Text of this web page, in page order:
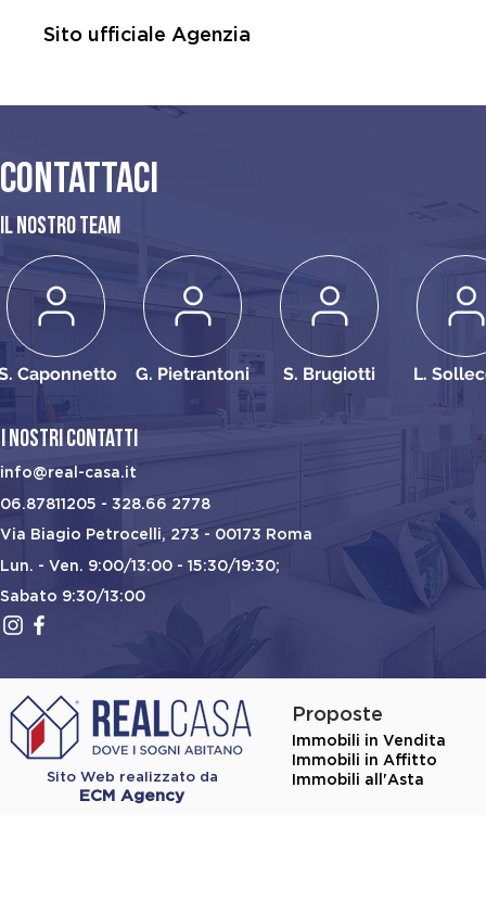
Sito ufficiale Agenzia
Contattaci
Il Nostro Team
Caponnetto G. Pietrantoni S. Brugiotti L.
I Nostri contatti
info@real-casa.it
06.87811205 - 328.66 2778
Via Biagio Petrocelli, 273 - 00173 Roma
Lun. - Ven. 9:00/13:00 - 15:30/19:30;
Sabato 9:30/13:00
Sito Web realizzato da
ECM Agency
Proposte
Immobili in Vendita
Immobili in Affitto
Immobili all'Asta